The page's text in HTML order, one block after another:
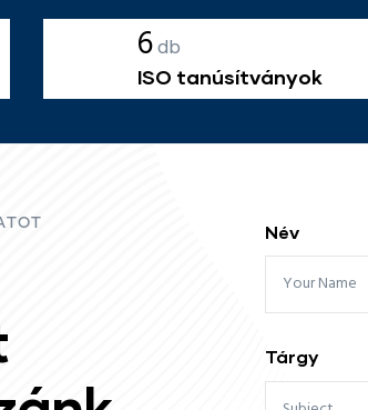
9db
ISO tanúsítványok
Név
Tárgy